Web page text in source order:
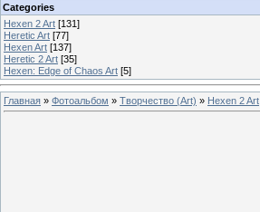
Categories
Hexen 2 Art [131]
Heretic Art [77]
Hexen Art [137]
Heretic 2 Art [35]
Hexen: Edge of Chaos Art [5]
Главная » Фотоальбом » Творчество (Art) » Hexen 2 Art